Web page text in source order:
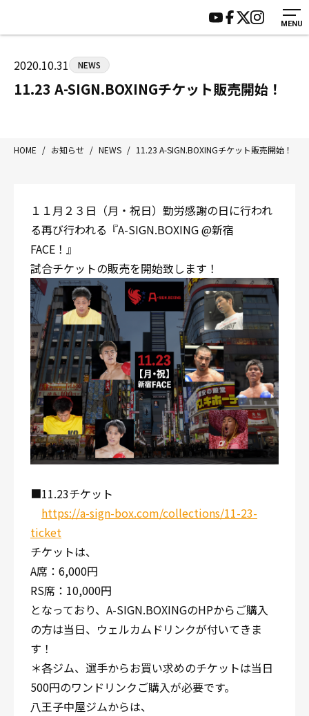
MENU
八王子中屋ボクシングジム
〒192-0072 東京都八王子市南町3-8 第2原嶋ビル1F
営業時間：月〜土 14:00〜22:00 / 日・祝 14:00〜19:00
HOME
ジムについて
トレーニング
入会案内
施設紹介
会員様の声
サポーター募集
2020.10.31 NEWS
11.23 A-SIGN.BOXINGチケット販売開始！
HOME / お知らせ / NEWS / 11.23 A-SIGN.BOXINGチケット販売開始！
１１月２３日（月・祝日）勤労感謝の日に行われ
る再び行われる『A-SIGN.BOXING @新宿
FACE！』
試合チケットの販売を開始致します！
■11.23チケット
https://a-sign-box.com/collections/11-23-
ticket
チケットは、
A席：6,000円
RS席：10,000円
となっており、A-SIGN.BOXINGのHPからご購入
の方は当日、ウェルカムドリンクが付いてきま
す！
＊各ジム、選手からお買い求めのチケットは当日
500円のワンドリンクご購入が必要です。
八王子中屋ジムからは、